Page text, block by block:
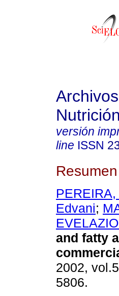
Nutrición
versión
line ISSN
Resumen
Edvani;
and fatty
2002,
5806.